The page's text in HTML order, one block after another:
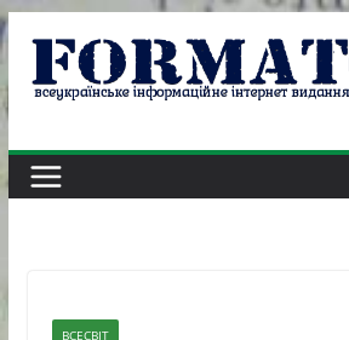
Skip
content
ВСЕСВІТ